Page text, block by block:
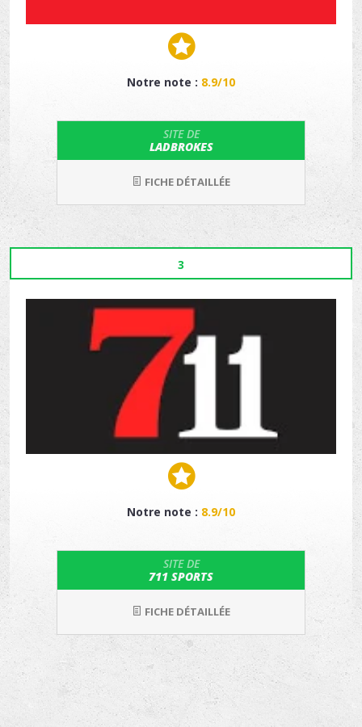
Notre note : 8.9/10
SITE DE
LADBROKES
FICHE DÉTAILLÉE
3
Notre note : 8.9/10
SITE DE
711 SPORTS
FICHE DÉTAILLÉE